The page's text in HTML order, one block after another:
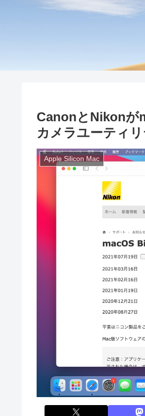
CanonとNikonが
カメラユーティリ
Apple Silicon Mac